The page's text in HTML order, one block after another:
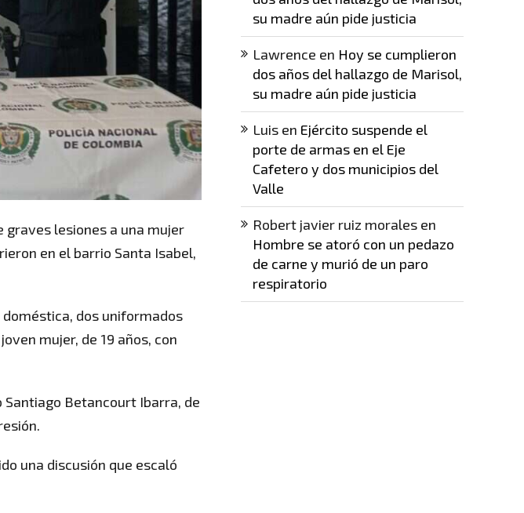
lesiones a una mujer
en el barrio Santa Isabel,
dos uniformados
mujer, de 19 años, con
Betancourt Ibarra, de
una discusión que escaló
su madre aún pide justicia
Lawrence en Hoy se cumplieron
dos años del hallazgo de Marisol,
su madre aún pide justicia
Luisen Ejército suspende el
porte de armas en el Eje
Cafetero y dos municipios del
Valle
Robert javier ruiz moralesen
Hombre se atoró con un pedazo
de carne y murió de un paro
respiratorio